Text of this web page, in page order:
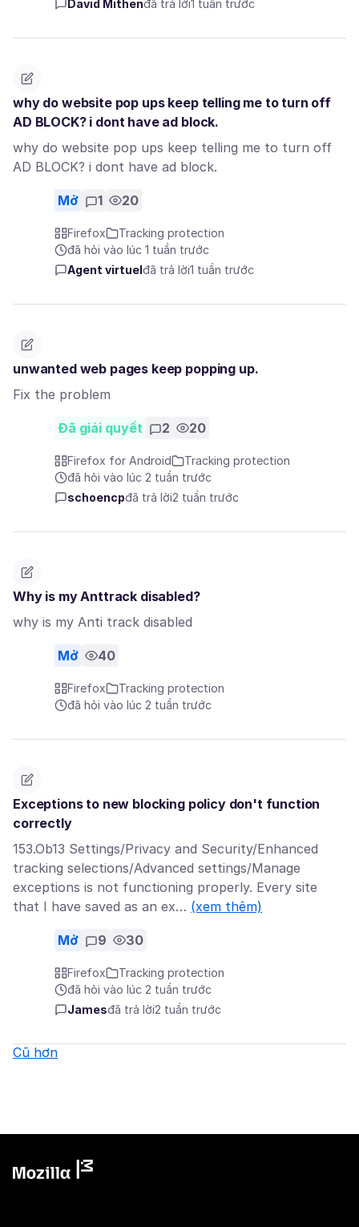
David Mithenđã trả lời1 tuần trước
why do website pop ups keep telling me to turn off
AD BLOCK? i dont have ad block.
why do website pop ups keep telling me to turn off
AD BLOCK? i dont have ad block.
Mở 1 20
Firefox
Tracking protection
đã hỏi vào lúc 1 tuần trước
Agent virtuel đã trả lời1 tuần trước
unwanted web pages keep popping up.
Fix the problem
Đã giải quyết 2 20
Firefox for Android
Tracking protection
đã hỏi vào lúc 2 tuần trước
schoencpđã trả lời2 tuần trước
Why is my Anttrack disabled?
why is my Anti track disabled
Mở 40
Firefox
Tracking protection
đã hỏi vào lúc 2 tuần trước
Exceptions to new blocking policy don't function
correctly
153.Ob13 Settings/Privacy and Security/Enhanced
tracking selections/Advanced settings/Manage
exceptions is not functioning properly. Every site
that I have saved as an ex… (xem thêm)
Mở 9 30
Firefox
Tracking protection
đã hỏi vào lúc 2 tuần trước
Jamesđã trả lời2 tuần trước
Cũ hơn